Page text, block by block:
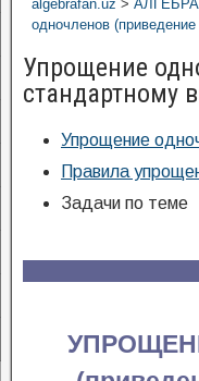
algebrafan.uz >
одночленов
Упрощение
стандартному
Упрощение
Правила
Задачи по теме